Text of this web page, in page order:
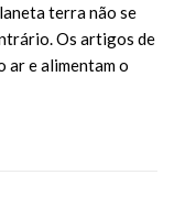
terra não se
Os artigos de
ar e alimentam o